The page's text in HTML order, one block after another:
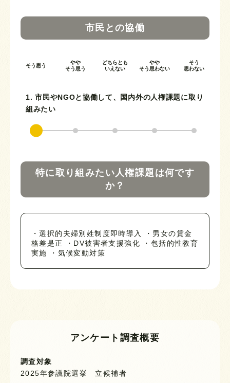
市民との協働
そう思う
やや
そう思う
どちらとも
いえない
やや
そう思わない
そう
思わない
1. 市民やNGOと協働して、国内外の人権課題に取り
組みたい
特に取り組みたい人権課題は何です
か？
・選択的夫婦別姓制度即時導入 ・男女の賃金
格差是正 ・DV被害者支援強化 ・包括的性教育
実施 ・気候変動対策
アンケート調査概要
調査対象
2025年参議院選挙 立候補者